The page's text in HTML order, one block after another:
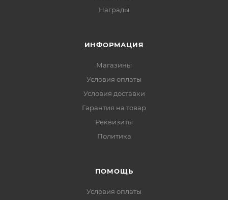
Награды
ИНФОРМАЦИЯ
Магазины
Условия оплаты
Условия доставки
Гарантия на товар
Реквизиты
Политика
ПОМОЩЬ
Условия оплаты